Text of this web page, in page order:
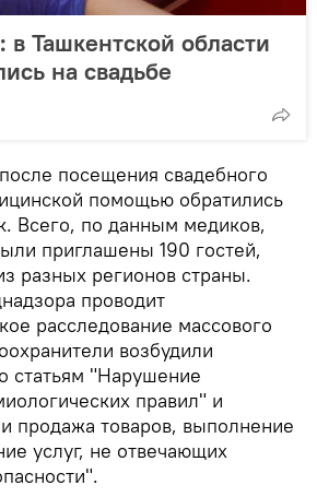
в Ташкентской области
на свадьбе
посещения свадебного
помощью обратились
Всего, по данным медиков,
приглашены 190 гостей,
разных регионов страны.
проводит
расследование массового
возбудили
статьям "Нарушение
правил" и
продажа товаров, выполнение
услуг, не отвечающих